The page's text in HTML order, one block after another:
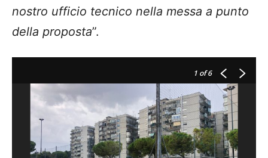
nostro ufficio tecnico nella messa a punto
della proposta”.
1 of 6